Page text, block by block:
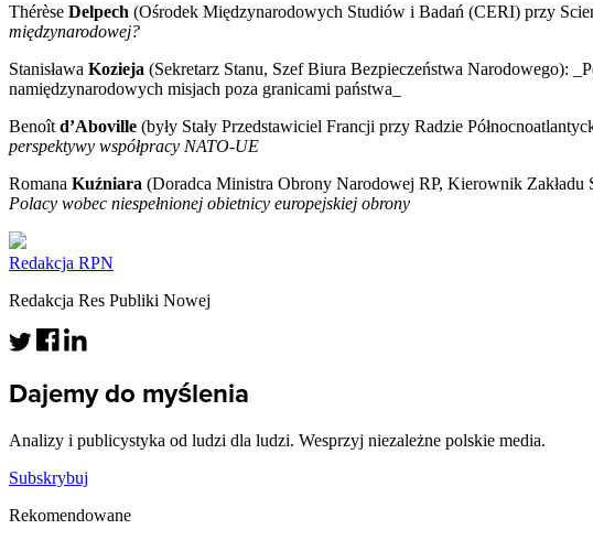
Thérèse Delpech (Ośrodek Międzynarodowych Studiów i Badań (CERI) przy
międzynarodowej?
Stanisława Kozieja (Sekretarz Stanu, Szef Biura Bezpieczeństwa Narodowego):
namiędzynarodowych misjach poza granicami państwa_
Benoît d’Aboville (były Stały Przedstawiciel Francji przy Radzie
perspektywy współpracy NATO-UE
Romana Kuźniara (Doradca Ministra Obrony Narodowej RP, Kierownik
Polacy wobec niespełnionej obietnicy europejskiej obrony
Redakcja RPN
Redakcja Res Publiki Nowej
Dajemy do myślenia
Analizy i publicystyka od ludzi dla ludzi. Wesprzyj niezależne polskie media.
Subskrybuj
Rekomendowane